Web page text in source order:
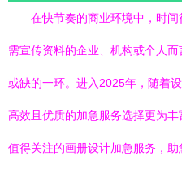
在快节奏的商业环境中，时
需宣传资料的企业、机构或个人
或缺的一环。进入2025年，随着
高效且优质的加急服务选择更为
值得关注的画册设计加急服务，